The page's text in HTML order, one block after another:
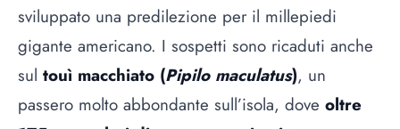
sviluppato una predilezione per il millepiedi
gigante americano. I sospetti sono ricaduti anche
sul touì macchiato (Pipilo maculatus), un
passero molto abbondante sull’isola, dove oltre